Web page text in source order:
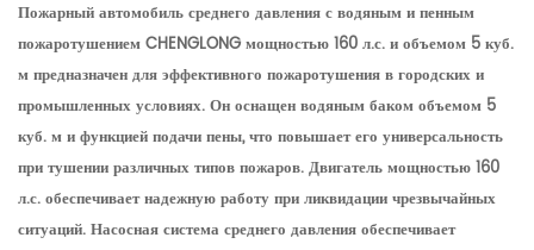
Пожарный автомобиль среднего давления с водяным и пенным
пожаротушением CHENGLONG мощностью 160 л.с. и объемом 5 куб.
м предназначен для эффективного пожаротушения в городских и
промышленных условиях. Он оснащен водяным баком объемом 5
куб. м и функцией подачи пены, что повышает его универсальность
при тушении различных типов пожаров. Двигатель мощностью 160
л.с. обеспечивает надежную работу при ликвидации чрезвычайных
ситуаций. Насосная система среднего давления обеспечивает